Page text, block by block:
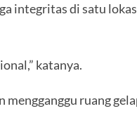
integritas di satu
katanya.
ruang